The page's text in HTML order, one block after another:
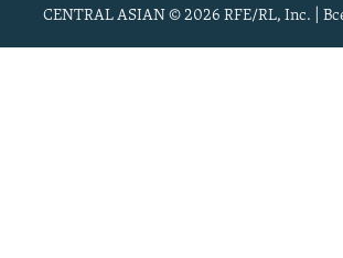
CENTRAL ASIAN © 2026 RFE/RL, Inc. |